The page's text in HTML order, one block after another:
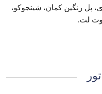
پل رنگین کمان، شینجوکو،
لت.